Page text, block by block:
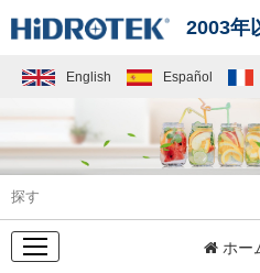
2003年
English Español
新製 ホー